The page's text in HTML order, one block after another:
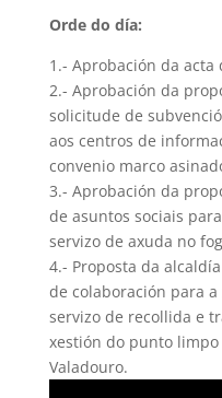
Orde do día:
1.- Aprobación da acta
2.- Aprobación da
solicitude de
aos centros de
convenio marco
3.- Aprobación da
de asuntos sociais
servizo de axuda no
4.- Proposta da
de colaboración para
servizo de recollida e
xestión do punto limpo
Valadouro.